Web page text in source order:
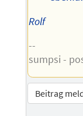
Rolf
--
sumpsi -
Beitrag